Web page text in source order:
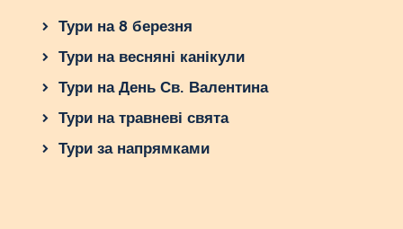
Тури на 8 березня
Тури на весняні канікули
Тури на День Св. Валентина
Тури на травневі свята
Тури за напрямками